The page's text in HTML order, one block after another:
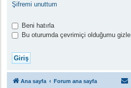
Şifremi unuttum
Beni hatırla
Bu oturumda çevrimiçi olduğumu gizle
Ana sayfa Forum ana sayfa